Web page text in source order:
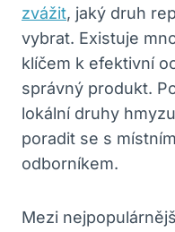
zvážit, jaký druh
vybrat. Existuje
klíčem k efektivní
správný produkt.
lokální druhy
poradit se s
odborníkem.
Mezi